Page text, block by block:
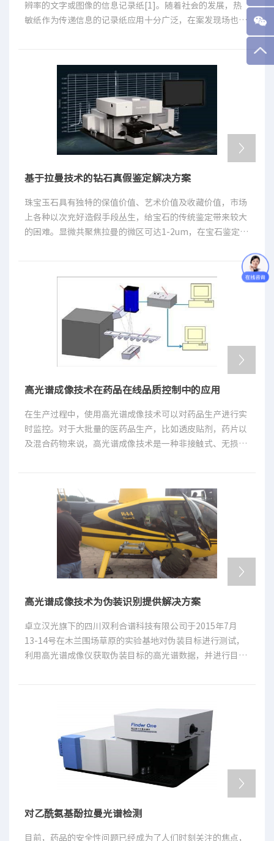
辨率的文字或图像的信息记录纸[1]。随着社会的发展，热
敏纸作为传递信息的记录纸应用十分广泛，在案发现场也常
常能提取到热敏纸。目前，检验热敏纸的方法主要有红外光
曼光谱法具有非接触性、非破坏性、测试时间短、无需样品
制备且样品用量少等特点，在法庭科学领域中已得到广泛的
应用[5、6]。热敏纸有一个特性，即热敏纸上的字迹会随着
时间的推移而逐渐消退，而热敏纸中的填料成分相对稳定，
不易受到外界干扰。因此，可以利用拉曼光谱法对热敏纸样
品中的填料进行分析。本实验采用拉曼光谱法，对热敏纸样
品进行检验分析，取得了较好的实验结果。
基于拉曼技术的钻石真假鉴定解决方案
珠宝玉石具有独特的保值价值、艺术价值及收藏价值，市场
上各种以次充好造假手段丛生，给宝石的传统鉴定带来较大
的困难。显微共聚焦拉曼的微区可达1-2um，在宝石鉴定中
液相和气相包裹体的分子光谱特征，探测宝石中极其微小的
杂质、显微内含物和人工掺杂物，对有机物充填处理的各种
宝石等能准确测出，且能满足宝石鉴定所必须的无损、快速
高光谱成像技术在药品在线品质控制中的应用
在生产过程中，使用高光谱成像技术可以对药品生产进行实
时监控。对于大批量的医药品生产，比如透皮贴剂，药片以
及混合药物来说，高光谱成像技术是一种非接触式、无损
时捕获光谱维和空间维的信息，将监测对象中不合规范的化
学成分，有效成分分布不均匀以及不符合要求的情况通过特
征光谱识别出来。对于很多医药生产来说，有效成分按照配
方的要求能够在空间上正确的分布对于药品达到理想的效果
具有重要的意义。相比于批量生产，离线分析方法而言，在
连续型生产过程，实时的分析出不合格的产品能够有效降低
生产成本。通过控制那些可能引起不合格产品的因素，高光
高光谱成像技术为伪装识别提供解决方案
卓立汉光旗下的四川双利合谱科技有限公司于2015年7月
13-14号在木兰围场草原的实验基地对伪装目标进行测试，
利用高光谱成像仪获取伪装目标的高光谱数据，并进行目标
对乙酰氨基酚拉曼光谱检测
目前，药品的安全性问题已经成为了人们时刻关注的焦点，